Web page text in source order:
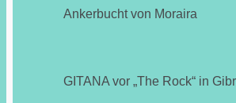
Ankerbucht von Moraira
GITANA vor „The Rock“ in